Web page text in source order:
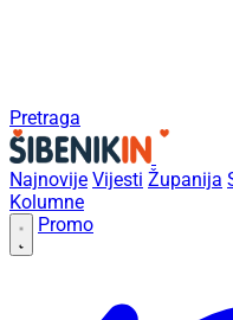
Pretraga
Najnovije Vijesti Županija
Kolumne
Promo